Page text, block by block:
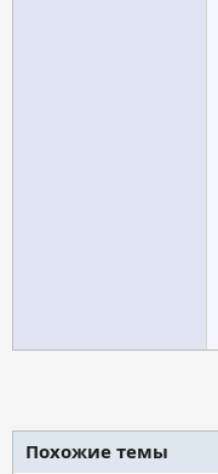
Похожие темы